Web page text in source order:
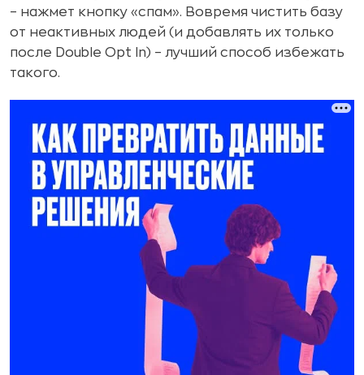
– нажмет кнопку «спам». Вовремя чистить базу
от неактивных людей (и добавлять их только
после Double Opt In) – лучший способ избежать
такого.